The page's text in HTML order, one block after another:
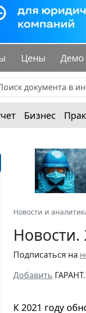
Цены Демо
Бизнес
Новости и
Новости.
Подписаться на
Добавить
К 2021 году